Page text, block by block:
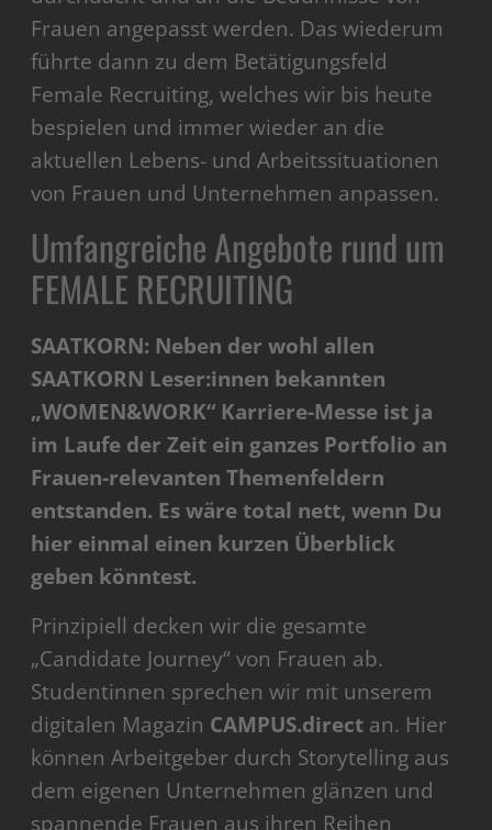
Frauen angepasst werden. Das wiederum
führte dann zu dem Betätigungsfeld
Female Recruiting, welches wir bis heute
bespielen und immer wieder an die
aktuellen Lebens- und Arbeitssituationen
von Frauen und Unternehmen anpassen.
Umfangreiche Angebote rund um
FEMALE RECRUITING
SAATKORN: Neben der wohl allen
SAATKORN Leser:innen bekannten
„WOMEN&WORK“ Karriere-Messe ist ja
im Laufe der Zeit ein ganzes Portfolio an
Frauen-relevanten Themenfeldern
entstanden. Es wäre total nett, wenn Du
hier einmal einen kurzen Überblick
geben könntest.
Prinzipiell decken wir die gesamte
„Candidate Journey“ von Frauen ab.
Studentinnen sprechen wir mit unserem
digitalen Magazin CAMPUS.direct an. Hier
können Arbeitgeber durch Storytelling aus
dem eigenen Unternehmen glänzen und
spannende Frauen aus ihren Reihen